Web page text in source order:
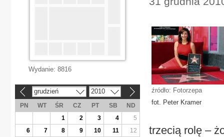
źródło: Fotorzepa
fot. Peter Kramer
trzecią rolę –
Wydanie: 8816
grudzień 2010
PN WT ŚR CZ PT SB
ND
1
2 3 4
5
6
7 8 9 10 11
12